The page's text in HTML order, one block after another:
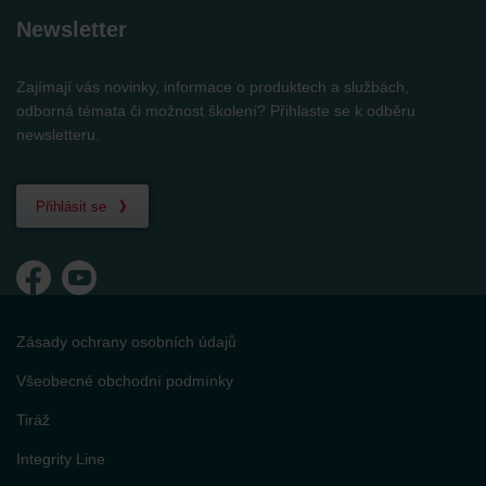
Newsletter
Zajímají vás novinky, informace o produktech a službách,
odborná témata či možnost školení? Přihlaste se k odběru
newsletteru.
Přihlásit se
Zásady ochrany osobních údajů
Všeobecné obchodní podmínky
Tiráž
Integrity Line